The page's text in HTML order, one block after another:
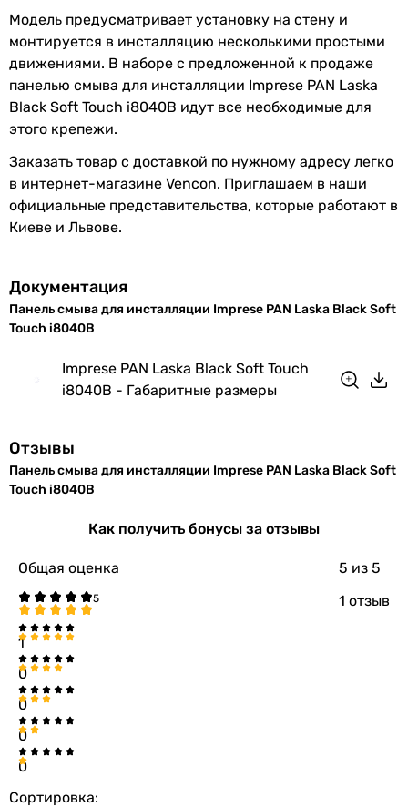
Модель предусматривает установку на стену и
монтируется в инсталляцию несколькими простыми
движениями. В наборе с предложенной к продаже
панелью смыва для инсталляции Imprese PAN Laska
Black Soft Touch i8040B идут все необходимые для
этого крепежи.
Заказать товар с доставкой по нужному адресу легко
в интернет-магазине Vencon. Приглашаем в наши
официальные представительства, которые работают в
Киеве и Львове.
Документация
Панель смыва для инсталляции Imprese PAN Laska Black Soft
Touch i8040B
Imprese PAN Laska Black Soft Touch
i8040B - Габаритные размеры
Отзывы
Панель смыва для инсталляции Imprese PAN Laska Black Soft
Touch i8040B
Как получить бонусы за отзывы
Общая оценка 5 из 5
1 отзыв
1
0
0
0
0
Сортировка: